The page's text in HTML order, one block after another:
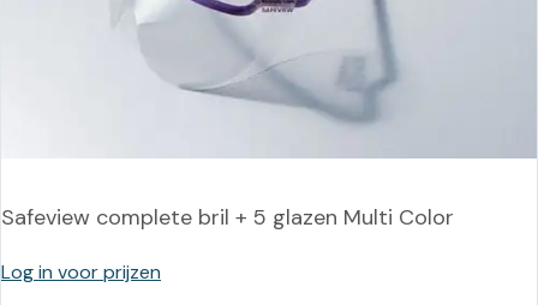
Safeview complete bril + 5 glazen Multi Color
Log in voor prijzen